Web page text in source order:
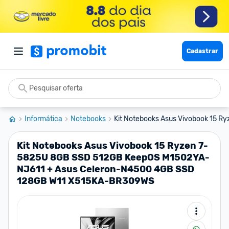
Cadastrar
Informática Notebooks Kit Notebooks Asus Vivobook 15
Kit Notebooks Asus Vivobook 15 Ryzen 7-
5825U 8GB SSD 512GB KeepOS M1502YA-
NJ611 + Asus Celeron-N4500 4GB SSD
128GB W11 X515KA-BR309WS